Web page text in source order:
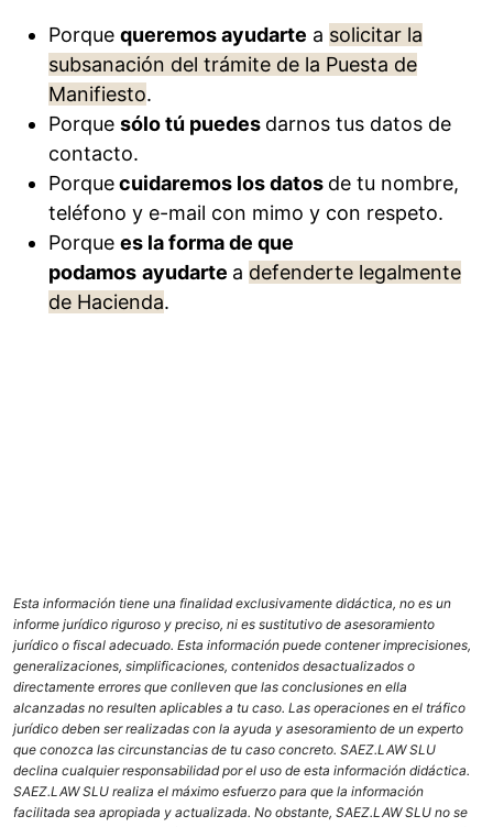
Porque queremos ayudarte a solicitar la
subsanación del trámite de la Puesta de
Manifiesto.
Porque sólo tú puedes darnos tus datos de
contacto.
Porquecuidaremos los datos de tu nombre,
teléfono y e-mail con mimo y con respeto.
Porque es la forma de que
podamos ayudarte a defenderte legalmente
de Hacienda.
Esta información tiene una finalidad exclusivamente didáctica, no es un
informe jurídico riguroso y preciso, ni es sustitutivo de asesoramiento
jurídico o fiscal adecuado. Esta información puede contener imprecisiones,
generalizaciones, simplificaciones, contenidos desactualizados o
directamente errores que conlleven que las conclusiones en ella
alcanzadas no resulten aplicables a tu caso. Las operaciones en el tráfico
jurídico deben ser realizadas con la ayuda y asesoramiento de un experto
que conozca las circunstancias de tu caso concreto. SAEZ.LAW SLU
declina cualquier responsabilidad por el uso de esta información didáctica.
SAEZ.LAW SLU realiza el máximo esfuerzo para que la información
facilitada sea apropiada y actualizada. No obstante, SAEZ.LAW SLU no se